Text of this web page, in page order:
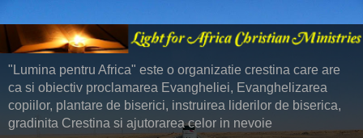
"Lumina pentru Africa" este o organizatie crestina care are
ca si obiectiv proclamarea Evangheliei, Evanghelizarea
copiilor, plantare de biserici, instruirea liderilor de biserica,
gradinita Crestina si ajutorarea celor in nevoie